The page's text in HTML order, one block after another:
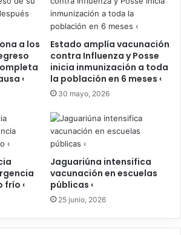
a los
‹
Estado amplía vacunación
contra Influenza y Posse
inicia inmunización a toda
la población en 6 meses ‹
30 mayo, 2026
frío ‹
Jaguariúna intensifica
vacunación en escuelas
públicas ‹
25 junio, 2026